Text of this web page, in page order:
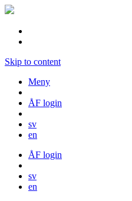
Skip to content
Meny
ÅF login
sv
en
ÅF login
sv
en